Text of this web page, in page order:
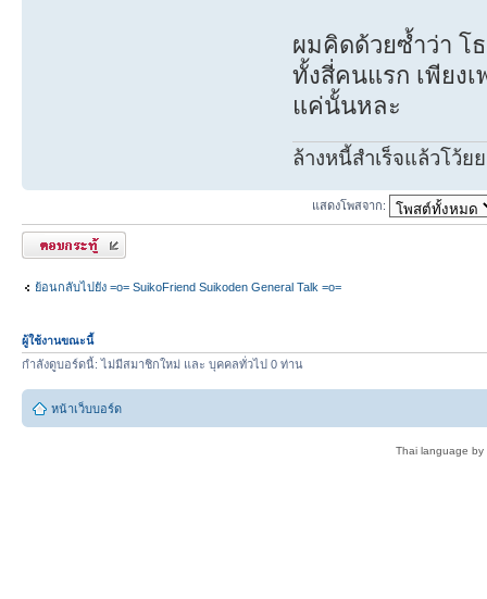
ผมคิดด้วยซ้ำว่า โ
ทั้งสี่คนแรก เพียง
แค่นั้นหละ
ล้างหนี้สำเร็จแล้วโว้ย
แสดงโพสจาก:
ตอบกระทู้
ย้อนกลับไปยัง =o= SuikoFriend Suikoden General Talk =o=
ผู้ใช้งานขณะนี้
กำลังดูบอร์ดนี้: ไม่มีสมาชิกใหม่ และ บุคคลทั่วไป 0 ท่าน
หน้าเว็บบอร์ด
Thai language by